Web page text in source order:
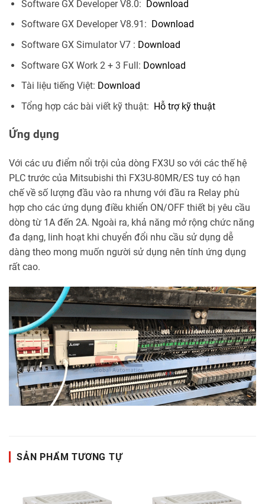
Software GX Developer V8.0: Download
Software GX Developer V8.91: Download
Software GX Simulator V7 : Download
Software GX Work 2 + 3 Full: Download
Tài liệu tiếng Việt: Download
Tổng hợp các bài viết kỹ thuật: Hỗ trợ kỹ thuật
Ứng dụng
Với các ưu điểm nổi trội của dòng FX3U so với các thế hệ
PLC trước của Mitsubishi thì FX3U-80MR/ES tuy có hạn
chế về số lượng đầu vào ra nhưng với đầu ra Relay phù
hợp cho các ứng dụng điều khiển ON/OFF thiết bị yêu cầu
dòng từ 1A đến 2A. Ngoài ra, khả năng mở rộng chức năng
đa dạng, linh hoạt khi chuyển đổi nhu cầu sử dụng dễ
dàng theo mong muốn người sử dụng nên tính ứng dụng
rất cao.
SẢN PHẨM TƯƠNG TỰ